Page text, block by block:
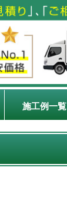
施工例一覧